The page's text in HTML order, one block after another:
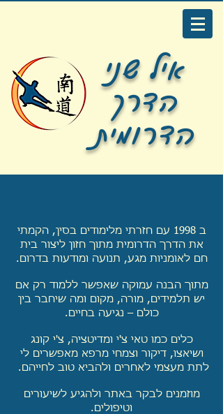
איל שני
הדרך
הדרומית
ב 1998 עם חזרתי מלימודים בסין, הקמתי
את הדרך הדרומית מתוך חזון ליצור בית
חם לאומניות מגע, תנועה ומודעות בדרום.
מתוך הבנה עמוקה שאפשר ללמוד רק אם
יש תלמידים, מורה, מקום ומה שיחבר בין
כולם – נגיעה בחיים.
כלים כמו טאי צ'י ומדיטציה, צ'י קונג
ושיאצו, דיקור וצמחי מרפא מאפשרים לי
לתת מעצמי לאחרים ולהביא טוב לחייהם.
​מוזמנים לבקר באתר ולהגיע לשיעורים
וטיפולים.